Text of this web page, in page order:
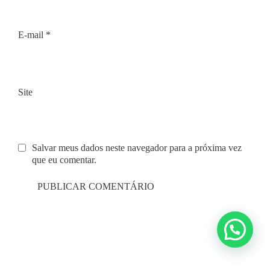
E-mail *
Site
Salvar meus dados neste navegador para a próxima vez
que eu comentar.